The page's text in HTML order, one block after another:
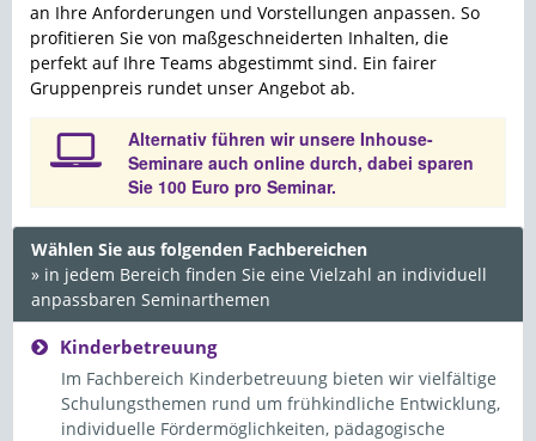
an Ihre Anforderungen und Vorstellungen anpassen. So
profitieren Sie von maßgeschneiderten Inhalten, die
perfekt auf Ihre Teams abgestimmt sind. Ein fairer
Gruppenpreis rundet unser Angebot ab.
Alternativ führen wir unsere Inhouse-
Seminare auch online durch, dabei sparen
Sie 100 Euro pro Seminar.
Wählen Sie aus folgenden Fachbereichen
» in jedem Bereich finden Sie eine Vielzahl an individuell
anpassbaren Seminarthemen
Kinderbetreuung
Im Fachbereich Kinderbetreuung bieten wir vielfältige
Schulungsthemen rund um frühkindliche Entwicklung,
individuelle Fördermöglichkeiten, pädagogische